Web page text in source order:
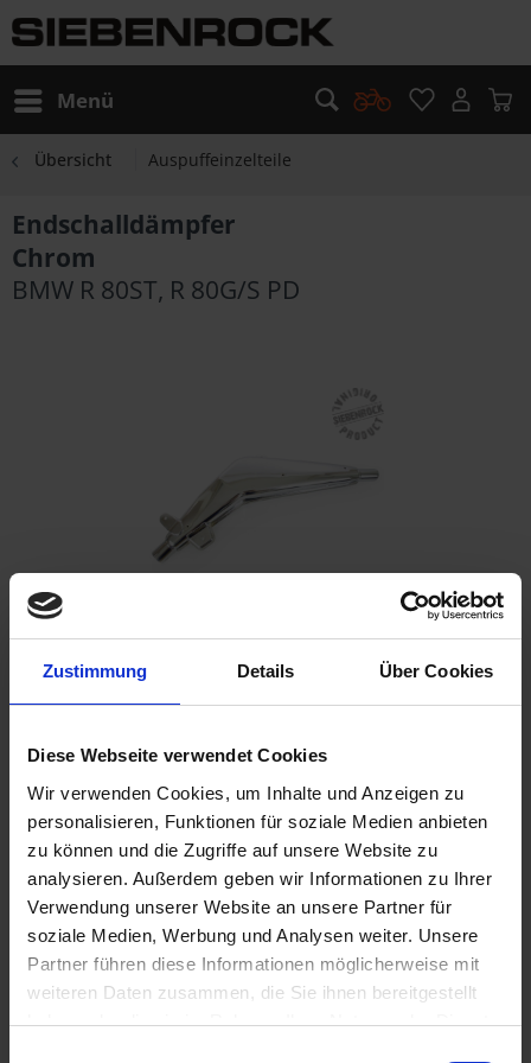
Zustimmung Details Über Cookies
Diese Webseite verwendet Cookies
Wir verwenden Cookies, um Inhalte und Anzeigen zu
personalisieren, Funktionen für soziale Medien anbieten
zu können und die Zugriffe auf unsere Website zu
analysieren. Außerdem geben wir Informationen zu Ihrer
Verwendung unserer Website an unsere Partner für
soziale Medien, Werbung und Analysen weiter. Unsere
Partner führen diese Informationen möglicherweise mit
weiteren Daten zusammen, die Sie ihnen bereitgestellt
haben oder die sie im Rahmen Ihrer Nutzung der Dienste
Menü
Übersicht Auspuffeinzelteile
Endschalldämpfer
Chrom
BMW R 80ST, R 80G/S PD
Benachrichtigen Sie mich, sobald der Artikel
lieferbar ist.
Ich habe dieDatenschutzbestimmungenzur Kenntnis
genommen.
796,00 €
zzgl. Versandkosten
Merken Bewerten
Artikel Nr.: 1812965